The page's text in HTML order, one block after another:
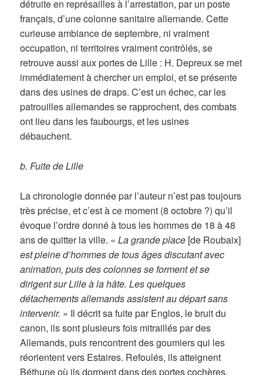
détruite en représailles à l’arrestation, par un poste
français, d’une colonne sanitaire allemande. Cette
curieuse ambiance de septembre, ni vraiment
occupation, ni territoires vraiment contrôlés, se
retrouve aussi aux portes de Lille : H. Depreux se met
immédiatement à chercher un emploi, et se présente
dans des usines de draps. C’est un échec, car les
patrouilles allemandes se rapprochent, des combats
ont lieu dans les faubourgs, et les usines
débauchent.
b. Fuite de Lille
La chronologie donnée par l’auteur n’est pas toujours
très précise, et c’est à ce moment (8 octobre ?) qu’il
évoque l’ordre donné à tous les hommes de 18 à 48
ans de quitter la ville. «La grande place [de Roubaix]
est pleine d’hommes de tous âges discutant avec
animation, puis des colonnes se forment et se
dirigent sur Lille à la hâte. Les quelques
détachements allemands assistent au départ sans
intervenir. » Il décrit sa fuite par Englos, le bruit du
canon, ils sont plusieurs fois mitraillés par des
Allemands, puis rencontrent des goumiers qui les
réorientent vers Estaires. Refoulés, ils atteignent
Béthune où ils dorment dans des portes cochères.